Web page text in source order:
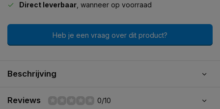
Direct leverbaar , wanneer op voorraad
Heb je een vraag over dit product?
Beschrijving
Reviews 0/10